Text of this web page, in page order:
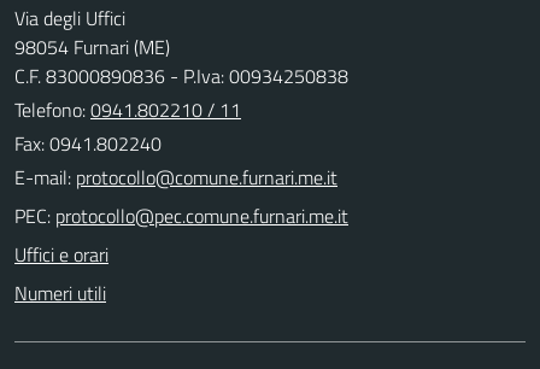
Via degli Uffici
98054 Furnari (ME)
C.F. 83000890836 - P.Iva: 00934250838
Telefono:0941.802210 / 11
Fax: 0941.802240
E-mail:
PEC:
Uffici e orari
Numeri utili